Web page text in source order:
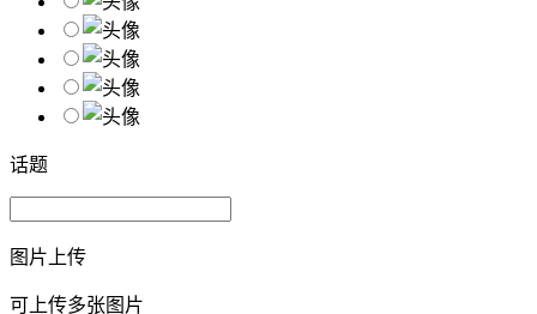
话题
图片上传
可上传多张图片